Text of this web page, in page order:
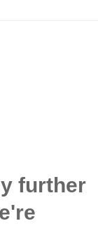
further